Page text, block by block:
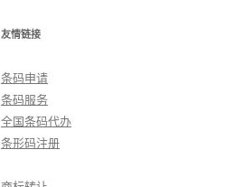
友情链接
条码申请
条码服务
全国条码代办
条形码注册